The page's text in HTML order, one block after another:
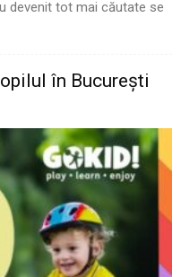
devenit tot mai căutate se
în București